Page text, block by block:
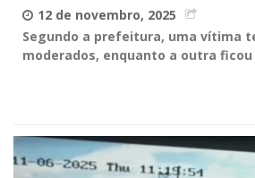
12 de novembro, 2025
Segundo a prefeitura, uma vítima
moderados, enquanto a outra ficou